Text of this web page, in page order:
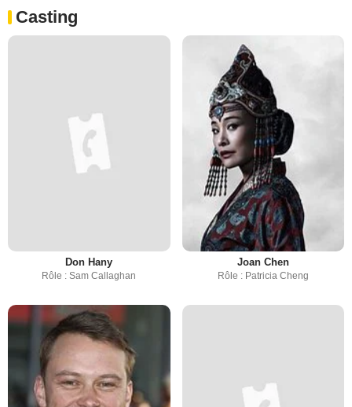
Casting
Don Hany
Rôle : Sam Callaghan
Joan Chen
Rôle : Patricia Cheng